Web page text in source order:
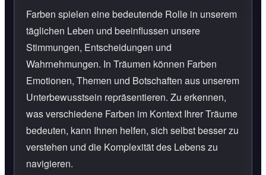
Farben spielen eine bedeutende Rolle in unserem
täglichen Leben und beeinflussen unsere
Stimmungen, Entscheidungen und
Wahrnehmungen. In Träumen können Farben
Emotionen, Themen und Botschaften aus unserem
Unterbewusstsein repräsentieren. Zu erkennen,
was verschiedene Farben im Kontext Ihrer Träume
bedeuten, kann Ihnen helfen, sich selbst besser zu
verstehen und die Komplexität des Lebens zu
navigieren.